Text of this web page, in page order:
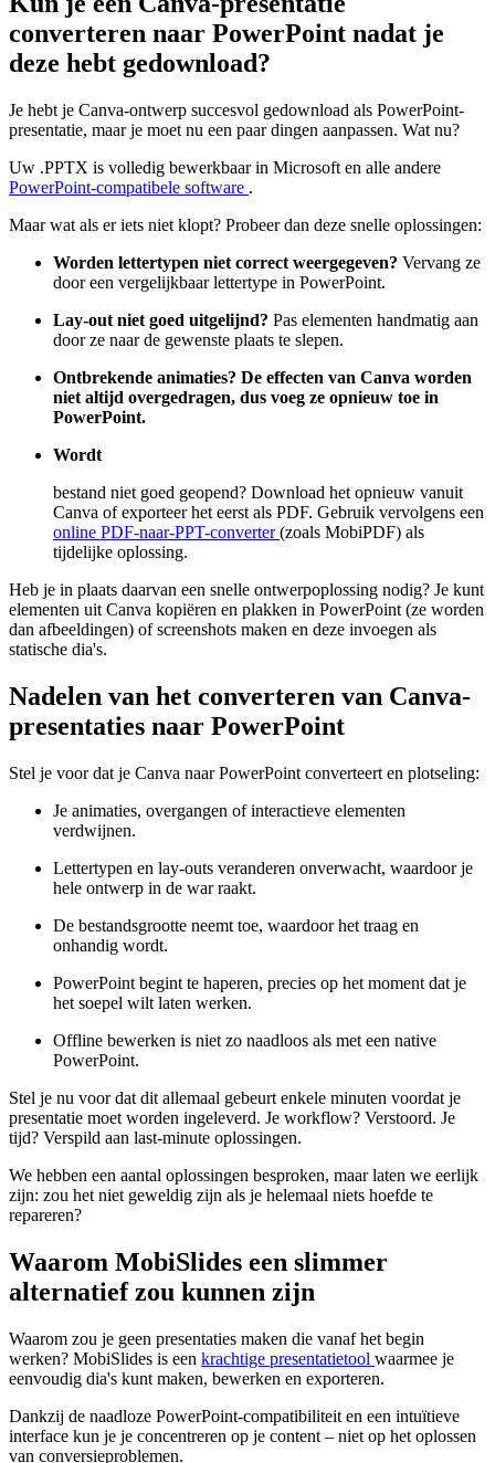
converteren naar PowerPoint nadat je
deze hebt gedownload?
Je hebt je Canva-ontwerp succesvol gedownload als PowerPoint-
presentatie, maar je moet nu een paar dingen aanpassen. Wat nu?
Uw .PPTX is volledig bewerkbaar in Microsoft en alle andere
PowerPoint-compatibele software .
Maar wat als er iets niet klopt? Probeer dan deze snelle oplossingen:
Worden lettertypen niet correct weergegeven? Vervang ze
door een vergelijkbaar lettertype in PowerPoint.
Lay-out niet goed uitgelijnd? Pas elementen handmatig aan
door ze naar de gewenste plaats te slepen.
Ontbrekende animaties? De effecten van Canva worden
niet altijd overgedragen, dus voeg ze opnieuw toe in
PowerPoint.
Wordt
bestand niet goed geopend? Download het opnieuw vanuit
Canva of exporteer het eerst als PDF. Gebruik vervolgens een
online PDF-naar-PPT-converter(zoals MobiPDF) als
tijdelijke oplossing.
Heb je in plaats daarvan een snelle ontwerpoplossing nodig? Je kunt
elementen uit Canva kopiëren en plakken in PowerPoint (ze worden
dan afbeeldingen) of screenshots maken en deze invoegen als
statische dia's.
Nadelen van het converteren van Canva-
presentaties naar PowerPoint
Stel je voor dat je Canva naar PowerPoint converteert en plotseling:
Je animaties, overgangen of interactieve elementen
verdwijnen.
Lettertypen en lay-outs veranderen onverwacht, waardoor je
hele ontwerp in de war raakt.
De bestandsgrootte neemt toe, waardoor het traag en
onhandig wordt.
PowerPoint begint te haperen, precies op het moment dat je
het soepel wilt laten werken.
Offline bewerken is niet zo naadloos als met een native
PowerPoint.
Stel je nu voor dat dit allemaal gebeurt enkele minuten voordat je
presentatie moet worden ingeleverd. Je workflow? Verstoord. Je
tijd? Verspild aan last-minute oplossingen.
We hebben een aantal oplossingen besproken, maar laten we eerlijk
zijn: zou het niet geweldig zijn als je helemaal niets hoefde te
repareren?
Waarom MobiSlides een slimmer
alternatief zou kunnen zijn
Waarom zou je geen presentaties maken die vanaf het begin
werken? MobiSlides is een krachtige presentatietool waarmee je
eenvoudig dia's kunt maken, bewerken en exporteren.
Dankzij de naadloze PowerPoint-compatibiliteit en een intuïtieve
interface kun je je concentreren op je content – niet op het oplossen
van conversieproblemen.